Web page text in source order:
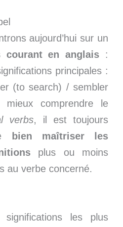
aujourd’hui sur un
courant en anglais :
principales :
(to search) / sembler
comprendre le
verbs, il est toujours
bien maîtriser les
plus ou moins
au verbe concerné.
significations les plus